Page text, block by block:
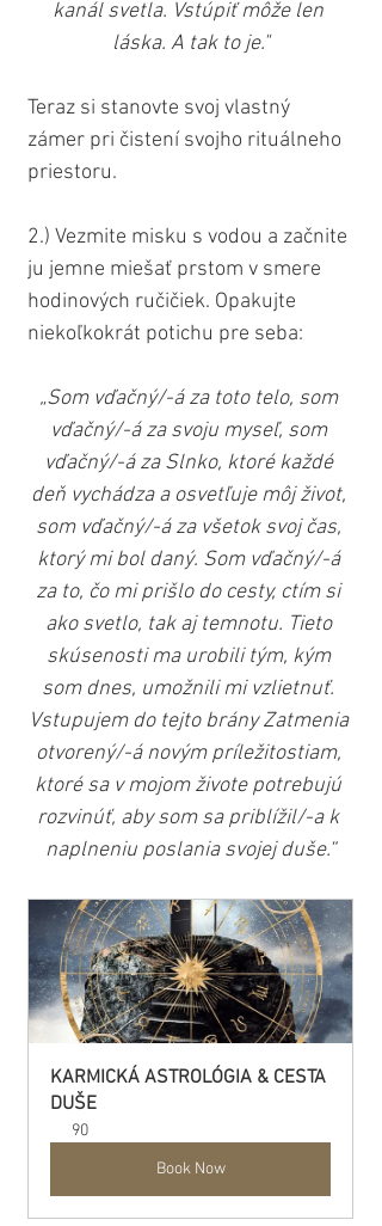
kanál svetla. Vstúpiť môže len
láska. A tak to je."
Teraz si stanovte svoj vlastný
zámer pri čistení svojho rituálneho
priestoru.
2.) Vezmite misku s vodou a začnite
ju jemne miešať prstom v smere
hodinových ručičiek. Opakujte
niekoľkokrát potichu pre seba:
„Som vďačný/-á za toto telo, som
vďačný/-á za svoju myseľ, som
vďačný/-á za Slnko, ktoré každé
deň vychádza a osvetľuje môj život,
som vďačný/-á za všetok svoj čas,
ktorý mi bol daný. Som vďačný/-á
za to, čo mi prišlo do cesty, ctím si
ako svetlo, tak aj temnotu. Tieto
skúsenosti ma urobili tým, kým
som dnes, umožnili mi vzlietnuť.
Vstupujem do tejto brány Zatmenia
otvorený/-á novým príležitostiam,
ktoré sa v mojom živote potrebujú
rozvinúť, aby som sa priblížil/-a k
naplneniu poslania svojej duše.“
KARMICKÁ ASTROLÓGIA & CESTA
DUŠE
90
Book Now